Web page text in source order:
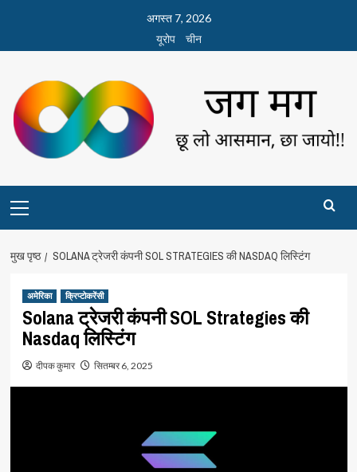
पर
अगस्त 7, 2026
यूरोप
चीन
Menu
मुख पृष्ठ SOLANA ट्रेजरी कंपनी SOL STRATEGIES की NASDAQ लिस्टिंग
अमेरिका क्रिप्टोकरेंसी
Solana ट्रेजरी कंपनी SOL Strategies की
Nasdaq लिस्टिंग
दीपक कुमार सितम्बर 6, 2025